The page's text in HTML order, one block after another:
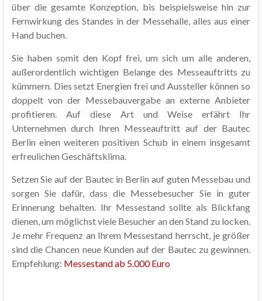
über die gesamte Konzeption, bis beispielsweise hin zur
Fernwirkung des Standes in der Messehalle, alles aus einer
Hand buchen.
Sie haben somit den Kopf frei, um sich um alle anderen,
außerordentlich wichtigen Belange des Messeauftritts zu
kümmern. Dies setzt Energien frei und Aussteller können so
doppelt von der Messebauvergabe an externe Anbieter
profitieren. Auf diese Art und Weise erfährt Ihr
Unternehmen durch Ihren Messeauftritt auf der Bautec
Berlin einen weiteren positiven Schub in einem insgesamt
erfreulichen Geschäftsklima.
Setzen Sie auf der Bautec in Berlin auf guten Messebau und
sorgen Sie dafür, dass die Messebesucher Sie in guter
Erinnerung behalten. Ihr Messestand sollte als Blickfang
dienen, um möglichst viele Besucher an den Stand zu locken.
Je mehr Frequenz an Ihrem Messestand herrscht, je größer
sind die Chancen neue Kunden auf der Bautec zu gewinnen.
Empfehlung: Messestand ab 5.000 Euro